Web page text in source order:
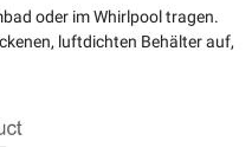
oder im Whirlpool tragen.
luftdichten Behälter auf,